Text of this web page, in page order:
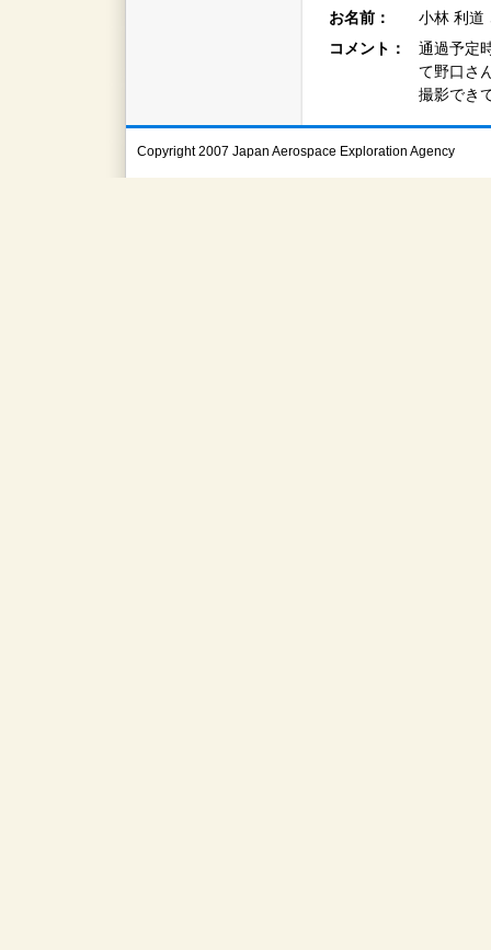
お名前：
小林 利道
コメント：
通過予定
て野口さ
撮影でき
Copyright 2007 Japan Aerospace Exploration Agency